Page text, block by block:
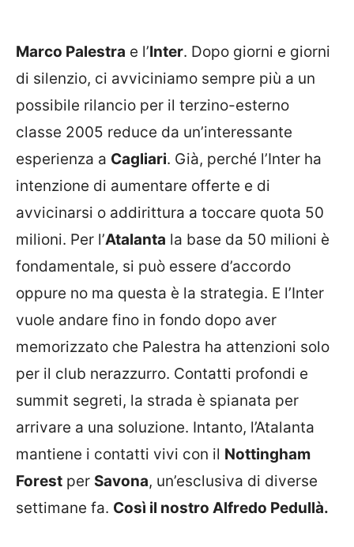
Marco Palestra e l’Inter. Dopo giorni e giorni
di silenzio, ci avviciniamo sempre più a un
possibile rilancio per il terzino-esterno
classe 2005 reduce da un’interessante
esperienza a Cagliari. Già, perché l’Inter ha
intenzione di aumentare offerte e di
avvicinarsi o addirittura a toccare quota 50
milioni. Per l’Atalanta la base da 50 milioni è
fondamentale, si può essere d’accordo
oppure no ma questa è la strategia. E l’Inter
vuole andare fino in fondo dopo aver
memorizzato che Palestra ha attenzioni solo
per il club nerazzurro. Contatti profondi e
summit segreti, la strada è spianata per
arrivare a una soluzione. Intanto, l’Atalanta
mantiene i contatti vivi con il Nottingham
Forest per Savona, un’esclusiva di diverse
settimane fa. Così il nostro Alfredo Pedullà.